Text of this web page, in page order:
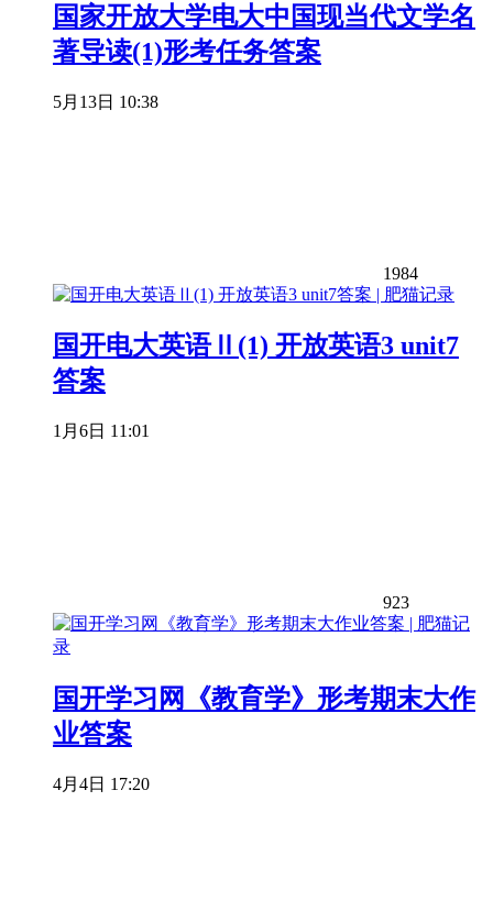
国家开放大学电大中国现当代文学名
著导读(1)形考任务答案
5月13日 10:38
1984
国开电大英语Ⅱ(1) 开放英语3 unit7
答案
1月6日 11:01
923
国开学习网《教育学》形考期末大作
业答案
4月4日 17:20